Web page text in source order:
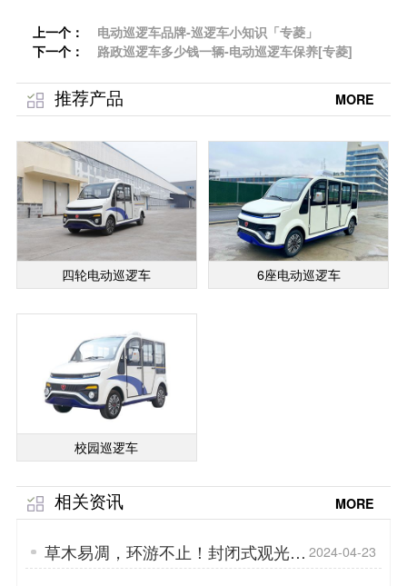
上一个：
电动巡逻车品牌-巡逻车小知识「专菱」
下一个：
路政巡逻车多少钱一辆-电动巡逻车保养[专菱]
推荐产品 MORE
四轮电动巡逻车 6座电动巡逻车
校园巡逻车
相关资讯 MORE
草木易凋，环游不止！封闭式观光车
带您探索旅游新境界「专菱」
2024-04-23